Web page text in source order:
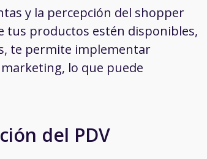
y la percepción del shopper
tus productos estén disponibles,
te permite implementar
lo que puede
del PDV